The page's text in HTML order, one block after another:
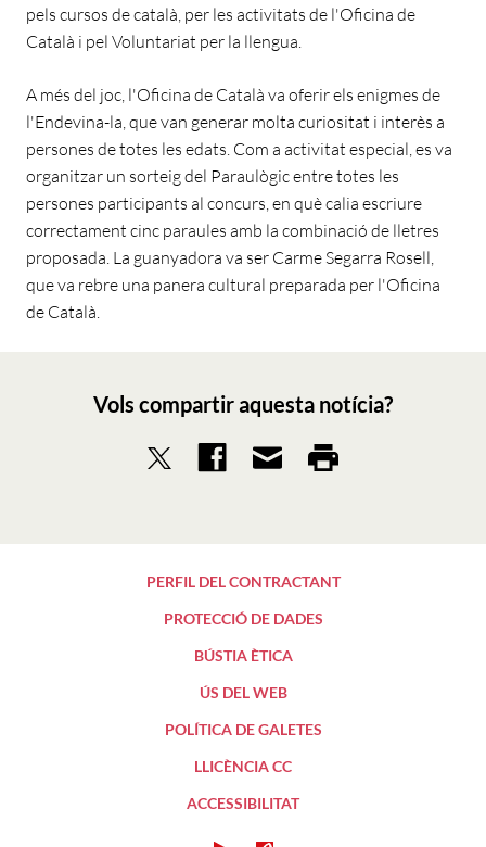
pels cursos de català, per les activitats de l'Oficina de
Català i pel Voluntariat per la llengua.
A més del joc, l'Oficina de Català va oferir els enigmes de
l'Endevina-la, que van generar molta curiositat i interès a
persones de totes les edats. Com a activitat especial, es va
organitzar un sorteig del Paraulògic entre totes les
persones participants al concurs, en què calia escriure
correctament cinc paraules amb la combinació de lletres
proposada. La guanyadora va ser Carme Segarra Rosell,
que va rebre una panera cultural preparada per l'Oficina
de Català.
Vols compartir aquesta notícia?
PERFIL DEL CONTRACTANT
PROTECCIÓ DE DADES
BÚSTIA ÈTICA
ÚS DEL WEB
POLÍTICA DE GALETES
LLICÈNCIA CC
ACCESSIBILITAT